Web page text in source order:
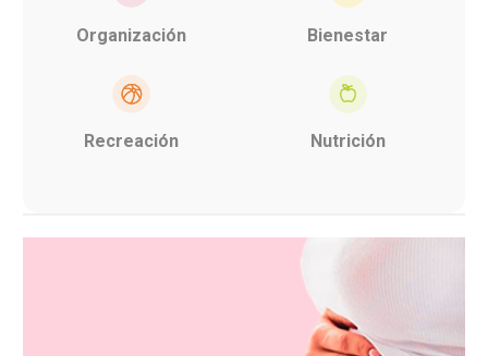
Organización Bienestar
Recreación Nutrición